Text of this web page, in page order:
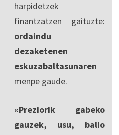
harpidetzek
finantzatzen gaituzte:
ordaindu
dezaketenen
eskuzabaltasunaren
menpe gaude.
«Preziorik gabeko
gauzek, usu, balio